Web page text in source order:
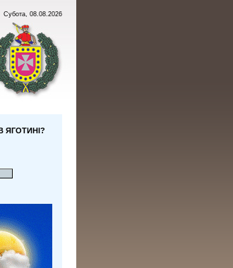
Субота, 08.08.2026
ЯГОТИНІ?